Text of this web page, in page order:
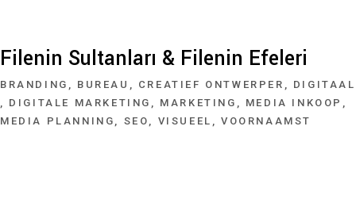
Filenin Sultanları & Filenin Efeleri
BRANDING BUREAU CREATIEF ONTWERPER
DIGITAAL
DIGITALE MARKETING
MARKETING
MEDIA INKOOP
MEDIA PLANNING
SEO VISUEEL VOORNAAMST